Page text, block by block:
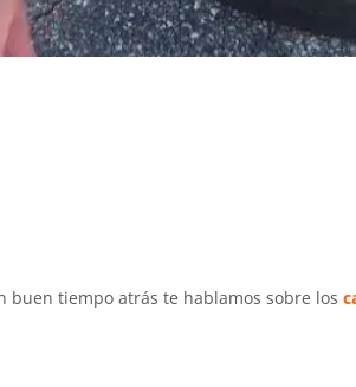
buen tiempo atrás te hablamos sobre los